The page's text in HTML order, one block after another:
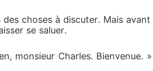
choses à discuter. Mais
se saluer.
monsieur Charles.